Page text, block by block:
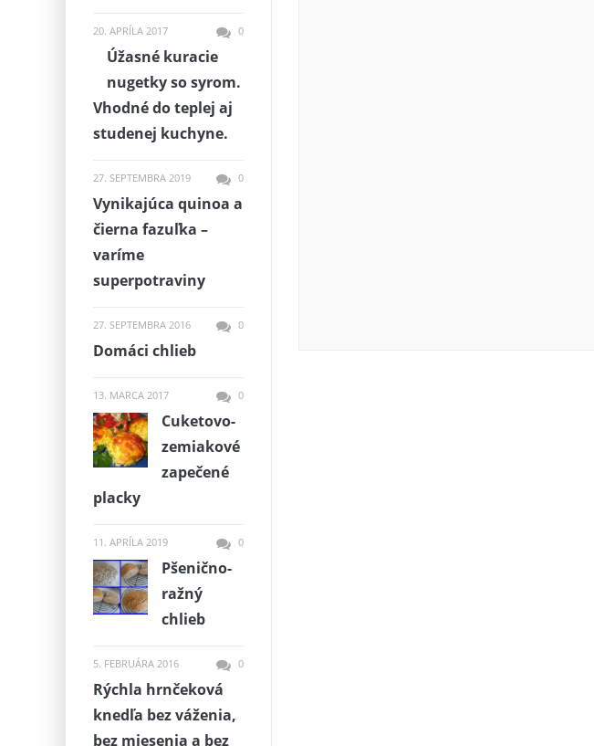
20. APRÍLA 2017 0
Úžasné kuracie
nugetky so syrom.
Vhodné do teplej aj
studenej kuchyne.
27. SEPTEMBRA 2019 0
Vynikajúca quinoa a
čierna fazuľka –
varíme
superpotraviny
27. SEPTEMBRA 2016 0
Domáci chlieb
13. MARCA 2017 0
Cuketovo-
zemiakové
zapečené
placky
11. APRÍLA 2019 0
Pšenično-
ražný
chlieb
5. FEBRUÁRA 2016 0
Rýchla hrnčeková
knedľa bez váženia,
bez miesenia a bez